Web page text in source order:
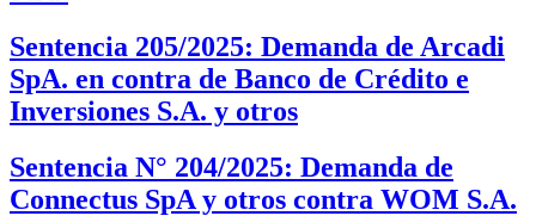
Sentencia 205/2025: Demanda de Arcadi
SpA. en contra de Banco de Crédito e
Inversiones S.A. y otros
Sentencia N° 204/2025: Demanda de
Connectus SpA y otros contra WOM S.A.